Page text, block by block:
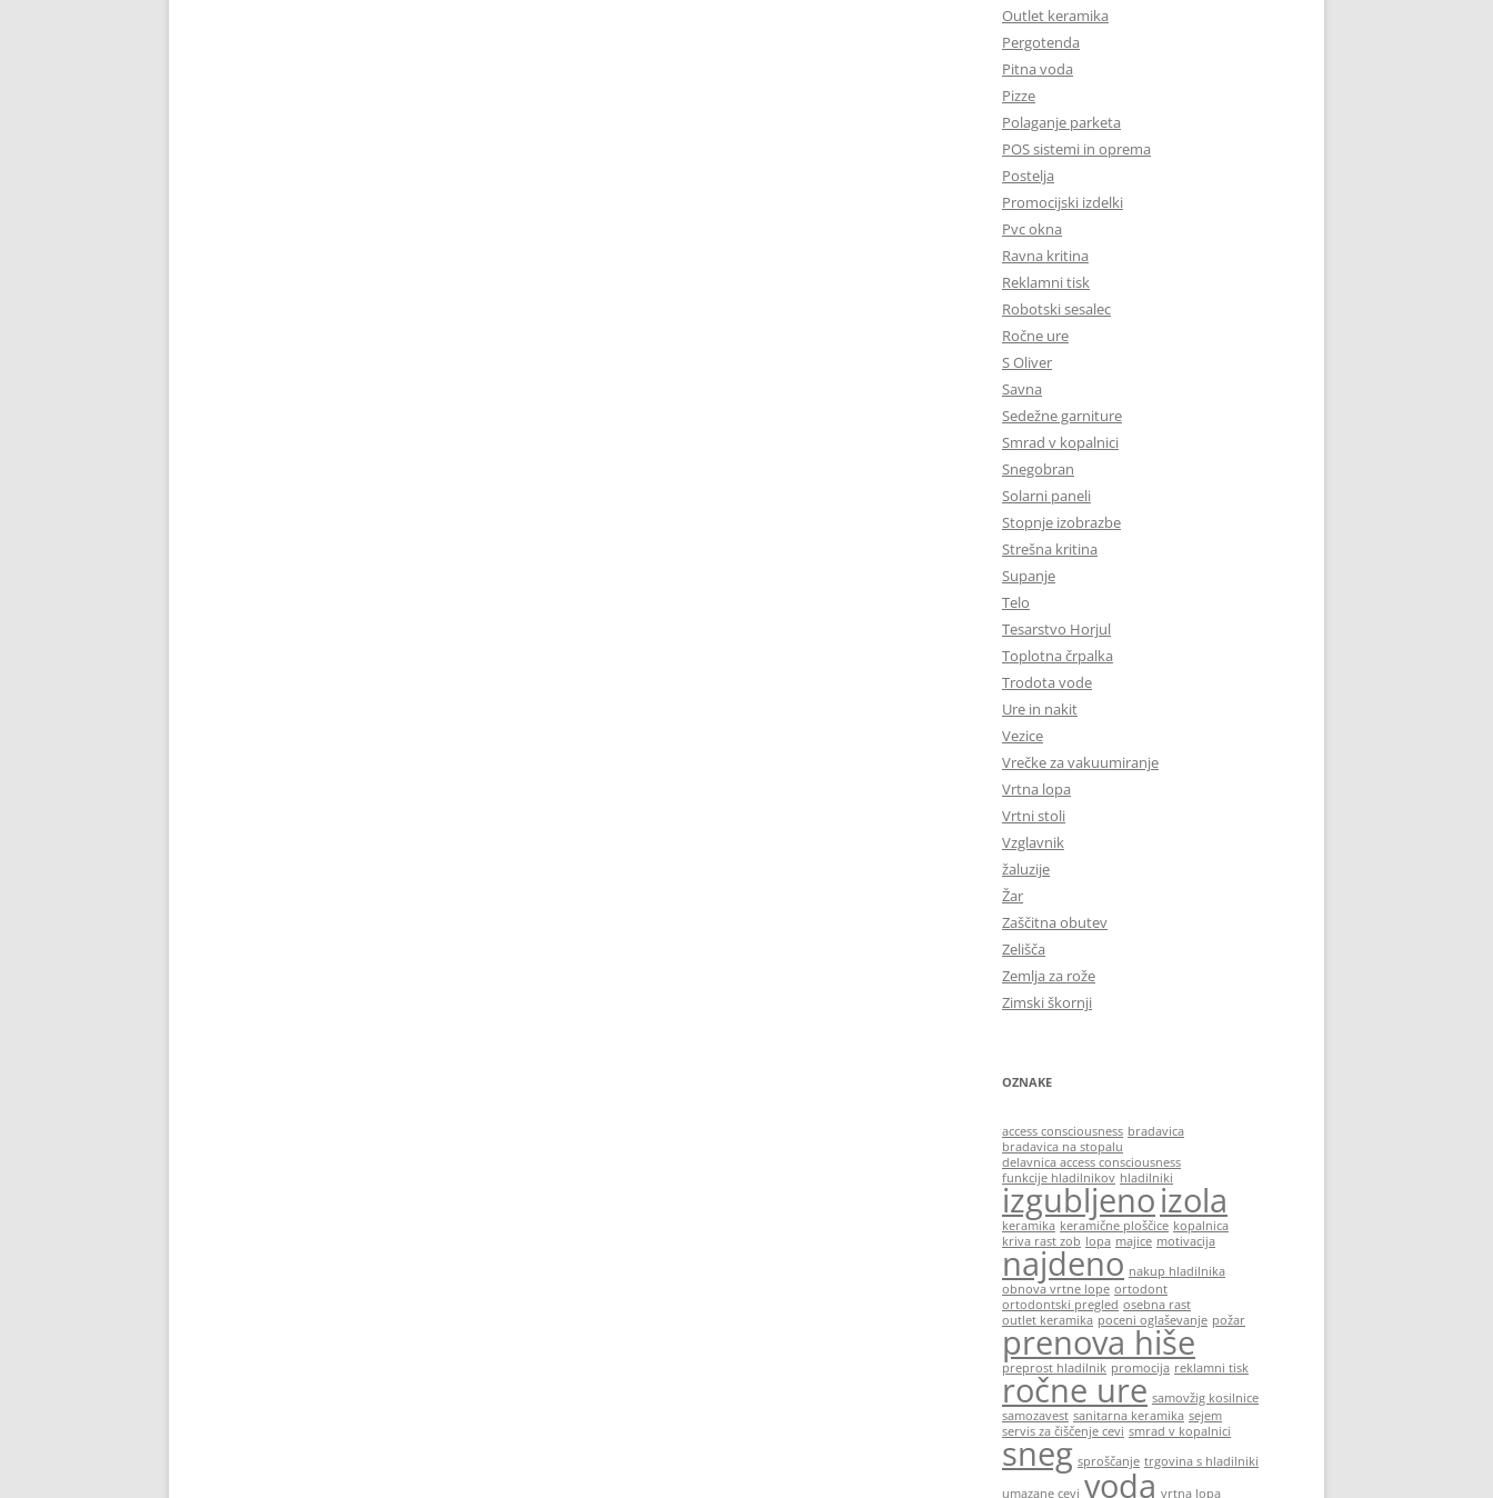
Outlet keramika
Pergotenda
Pitna voda
Pizze
Polaganje parketa
POS sistemi in oprema
Postelja
Promocijski izdelki
Pvc okna
Ravna kritina
Reklamni tisk
Robotski sesalec
Ročne ure
S Oliver
Savna
Sedežne garniture
Smrad v kopalnici
Snegobran
Solarni paneli
Stopnje izobrazbe
Strešna kritina
Supanje
Telo
Tesarstvo Horjul
Toplotna črpalka
Trodota vode
Ure in nakit
Vezice
Vrečke za vakuumiranje
Vrtna lopa
Vrtni stoli
Vzglavnik
žaluzije
Žar
Zaščitna obutev
Zelišča
Zemlja za rože
Zimski škornji
OZNAKE
access consciousness bradavica
bradavica na stopalu
delavnica access consciousness
funkcije hladilnikov hladilniki
izgubljenoizola
keramika keramične ploščice kopalnica
kriva rast zob lopa majice motivacija
najdeno nakup hladilnika
obnova vrtne lope ortodont
ortodontski pregled osebna rast
outlet keramika poceni oglaševanje požar
prenova hiše
preprost hladilnik promocija reklamni tisk
ročne ure samovžig kosilnice
samozavest sanitarna keramika sejem
servis za čiščenje cevi smrad v kopalnici
sneg sproščanje trgovina s hladilniki
umazane cevi voda vrtna lopa